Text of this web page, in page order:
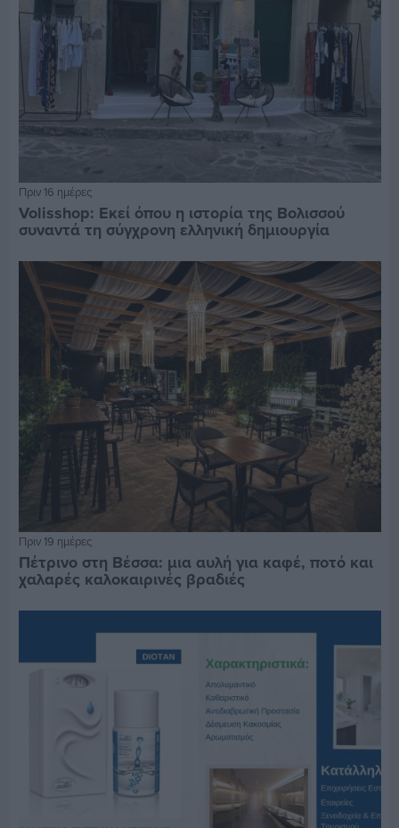
Πριν 16 ημέρες
Volisshop: Εκεί όπου η ιστορία της Βολισσού
συναντά τη σύγχρονη ελληνική δημιουργία
Πριν 19 ημέρες
Πέτρινο στη Βέσσα: μια αυλή για καφέ, ποτό και
χαλαρές καλοκαιρινές βραδιές